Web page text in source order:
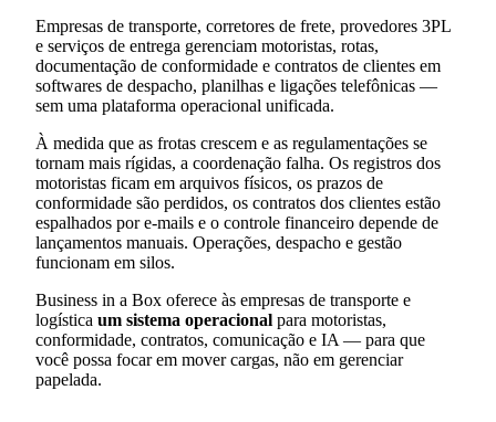
Empresas de transporte, corretores de frete, provedores 3PL
e serviços de entrega gerenciam motoristas, rotas,
documentação de conformidade e contratos de clientes em
softwares de despacho, planilhas e ligações telefônicas —
sem uma plataforma operacional unificada.
À medida que as frotas crescem e as regulamentações se
tornam mais rígidas, a coordenação falha. Os registros dos
motoristas ficam em arquivos físicos, os prazos de
conformidade são perdidos, os contratos dos clientes estão
espalhados por e-mails e o controle financeiro depende de
lançamentos manuais. Operações, despacho e gestão
funcionam em silos.
Business in a Box oferece às empresas de transporte e
logística um sistema operacional para motoristas,
conformidade, contratos, comunicação e IA — para que
você possa focar em mover cargas, não em gerenciar
papelada.